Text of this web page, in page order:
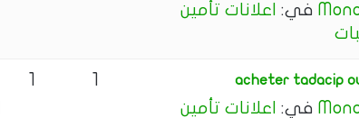
في: اعلانات تأمين
acheter tadacip
في: اعلانات تأمين